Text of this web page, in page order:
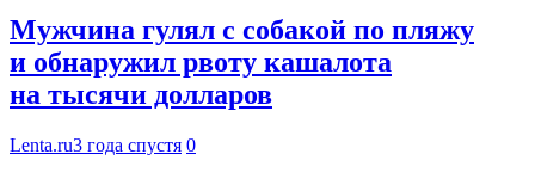
Мужчина гулял с собакой по пляжу
и обнаружил рвоту кашалота
на тысячи долларов
Lenta.ru3 года спустя 0